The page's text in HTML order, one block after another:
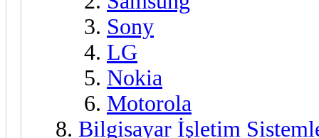
Sony
LG
Nokia
Motorola
Bilgisayar İşletim